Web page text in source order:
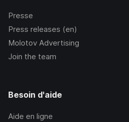
Presse
Press releases (en)
Molotov Advertising
Join the team
Besoin d'aide
Aide en ligne